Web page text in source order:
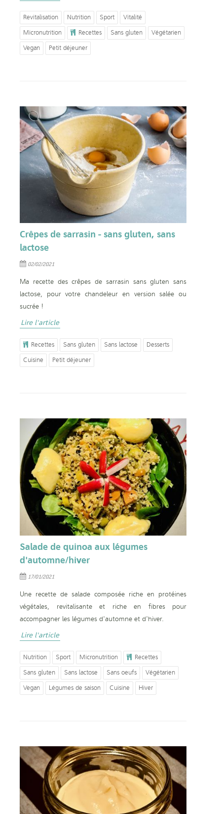
Revitalisation Nutrition Sport
Vitalité
Micronutrition
Recettes Sans gluten
Végétarien
Vegan
Petit déjeuner
Crêpes de sarrasin - sans gluten, sans
lactose
02/02/2021
Ma recette des crêpes de sarrasin sans gluten sans
lactose, pour votre chandeleur en version salée ou
sucrée !
Lire l'article
Recettes Sans gluten Sans lactose
Desserts
Cuisine
Petit déjeuner
Salade de quinoa aux légumes
d'automne/hiver
17/01/2021
Une recette de salade composée riche en protéines
végétales, revitalisante et riche en fibres pour
accompagner les légumes d'automne et d'hiver.
Lire l'article
Nutrition Sport Micronutrition
Recettes
Sans gluten
Sans lactose Sans oeufs
Végétarien
Vegan
Légumes de saison Cuisine Hiver